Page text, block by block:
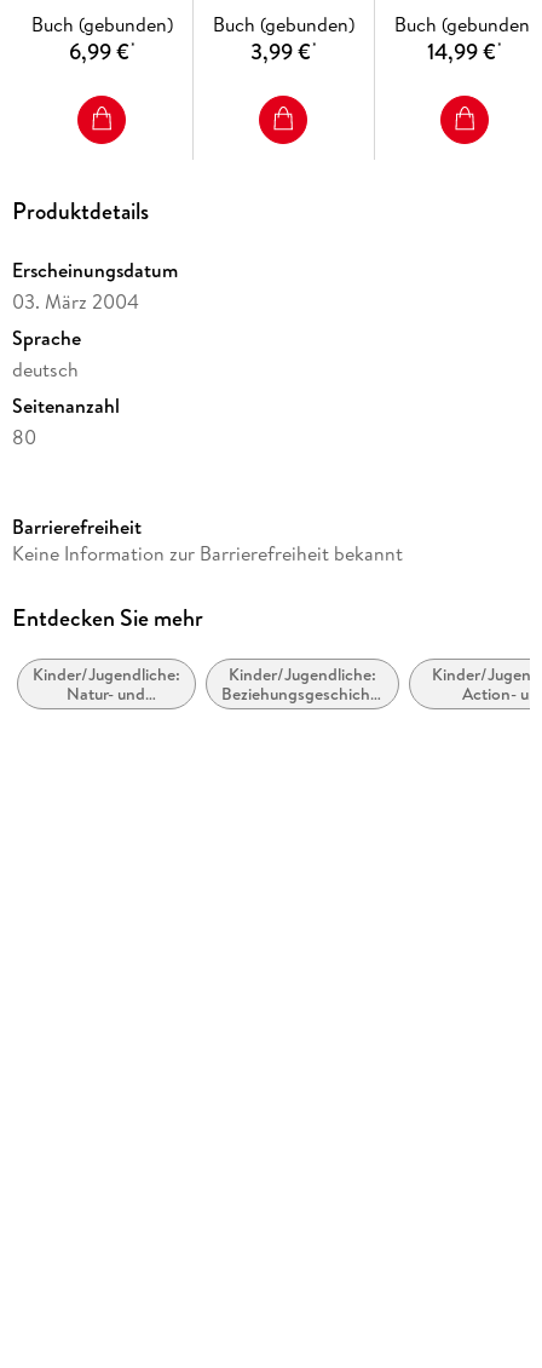
Buch (gebunden)
6,99 €*
Buch (gebunden)
3,99 €*
Buch (gebunden)
14,99 €*
Produktdetails
Erscheinungsdatum
03. März 2004
Sprache
deutsch
Seitenanzahl
80
Reihe
Autor/Autorin
Illustrationen
Ingo Siegner
Barrierefreiheit
Keine Information zur Barrierefreiheit bekannt
Entdecken Sie mehr
Kinder/Jugendliche:
Natur- und
Tiergeschichten
Kinder/Jugendliche:
Beziehungsgeschichten
- Romantik, Liebe
Kinder/
Action-